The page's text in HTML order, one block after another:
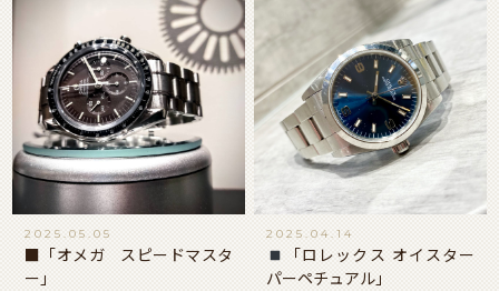
2025.05.05
■「オメガ スピードマスタ
ー」
2025.04.14
「ロレックス オイスター
パーペチュアル」